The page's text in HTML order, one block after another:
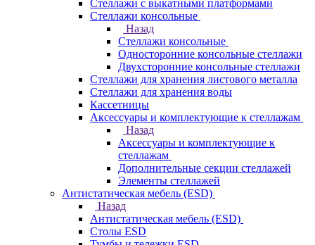
Стеллажи с выкатными платформами
Стеллажи консольные
Назад
Стеллажи консольные
Односторонние консольные стеллажи
Двухсторонние консольные стеллажи
Стеллажи для хранения листового металла
Стеллажи для хранения воды
Кассетницы
Аксесcуары и комплектующие к стеллажам
Назад
Аксесcуары и комплектующие к
стеллажам
Дополнительные секции стеллажей
Элементы стеллажей
Антистатическая мебель (ESD)
Назад
Антистатическая мебель (ESD)
Столы ESD